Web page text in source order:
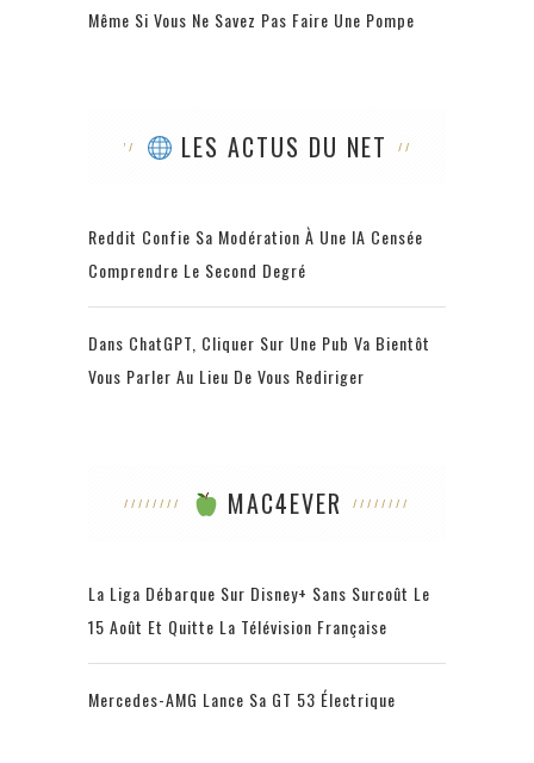
Même Si Vous Ne Savez Pas Faire Une Pompe
LES ACTUS DU NET
Reddit Confie Sa Modération À Une IA Censée
Comprendre Le Second Degré
Dans ChatGPT, Cliquer Sur Une Pub Va Bientôt
Vous Parler Au Lieu De Vous Rediriger
MAC4EVER
La Liga Débarque Sur Disney+ Sans Surcoût Le
15 Août Et Quitte La Télévision Française
Mercedes-AMG Lance Sa GT 53 Électrique